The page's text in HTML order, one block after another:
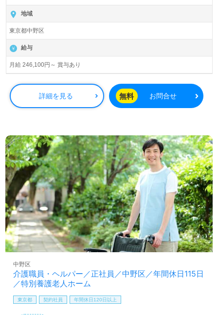
地域
東京都中野区
給与
月給 246,100円～ 賞与あり
詳細を見る 無料 お問合せ
介護職員・ヘルパー／正社員／中野区／年間休日115日
／特別養護老人ホーム
中野区
東京都 契約社員 年間休日120日以上